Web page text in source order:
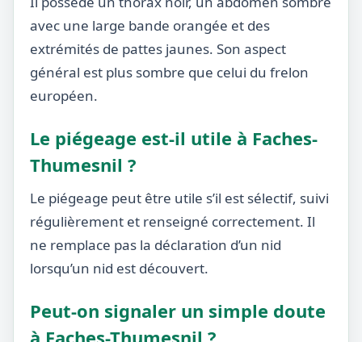
avec une large bande orangée et des
extrémités de pattes jaunes. Son aspect
général est plus sombre que celui du frelon
européen.
Le piégeage est-il utile à Faches-
Thumesnil ?
Le piégeage peut être utile s’il est sélectif, suivi
régulièrement et renseigné correctement. Il
ne remplace pas la déclaration d’un nid
lorsqu’un nid est découvert.
Peut-on signaler un simple doute
à Faches-Thumesnil ?